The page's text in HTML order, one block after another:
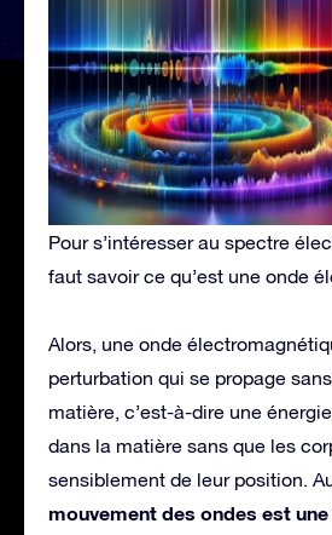
Pour s’intéresser au spectre
faut savoir ce qu’est une onde
Alors, une onde
perturbation qui se propage
matière, c’est-à-dire une
dans la matière sans que les
sensiblement de leur position.
mouvement des ondes est